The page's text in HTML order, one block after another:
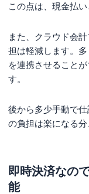
この点は、現金払
また、クラウド会
担は軽減します。
を連携させること
す。
後から多少手動で
の負担は楽になる分
即時決済なの
能